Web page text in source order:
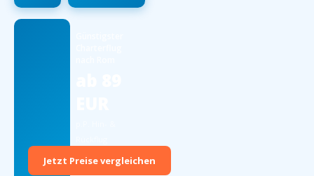
Jetzt Preise vergleichen